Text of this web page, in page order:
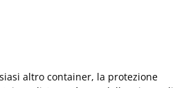
altro container, la protezione